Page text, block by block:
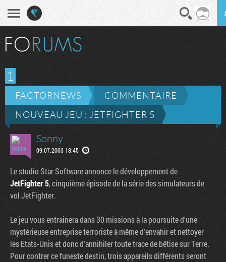
1
FACTORNEWS
COMMENTAIRE
NOUVEAU JEU : JETFIGHTER 5
Sonny
09.07.2003 18:45
Le studio Star Software annonce le développement de
JetFighter 5, cinquième épisode de la série des simulateurs de
vol JetFighter.
Le jeu vous entrainera dans 30 missions à la poursuite d'une
mystérieuse entreprise terroriste à même d'envahir et nettoyer
les Etats-Unis et donc d'annihiler toute trace de bêtise sur Terre.
Pour contrer ce funeste destin, trois appareils différents seront